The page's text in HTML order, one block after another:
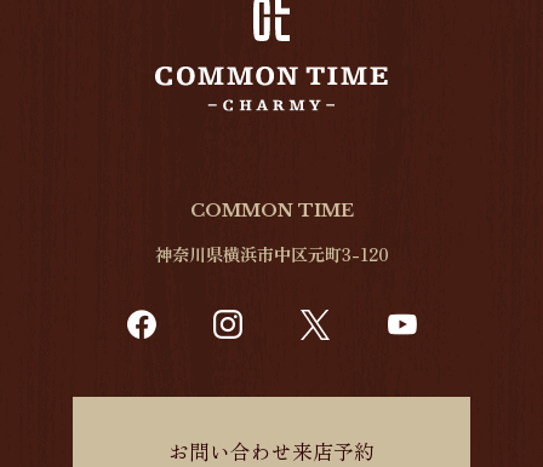
COMMON TIME
神奈川県横浜市中区元町3-120
お問い合わせ来店予約